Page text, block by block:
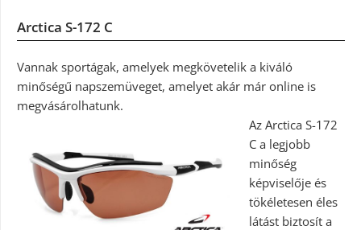
Arctica S-172 C
Vannak sportágak, amelyek megkövetelik a kiváló
minőségű napszemüveget, amelyet akár már online is
megvásárolhatunk.
Az Arctica S-172
C a legjobb
minőség
képviselője és
tökéletesen éles
látást biztosít a